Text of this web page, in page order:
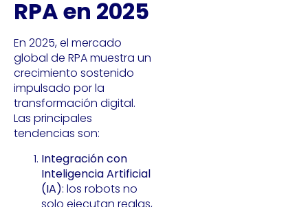
RPA en 2025
En 2025, el mercado
global de RPA muestra un
crecimiento sostenido
impulsado por la
transformación digital.
Las principales
tendencias son:
Integración con
Inteligencia Artificial
(IA): los robots no
solo ejecutan reglas,